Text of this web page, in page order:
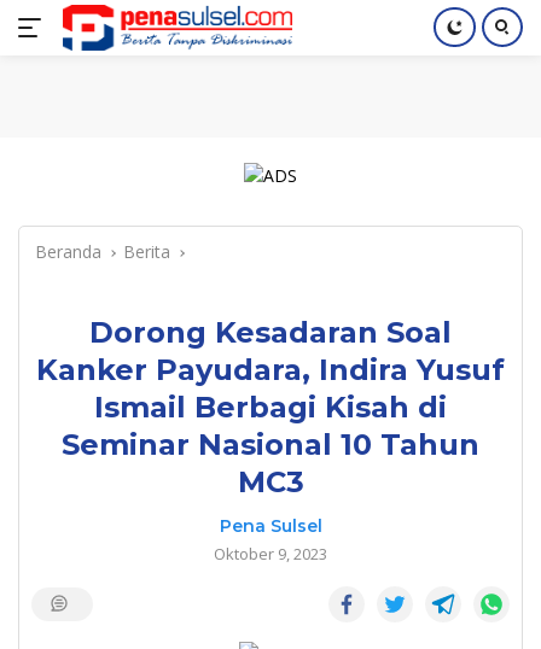
Langsung
Home Nasional Pendidikan Index
Beranda Berita
Dorong Kesadaran Soal
Kanker Payudara, Indira Yusuf
Ismail Berbagi Kisah di
Seminar Nasional 10 Tahun
MC3
Pena Sulsel
Oktober 9, 2023